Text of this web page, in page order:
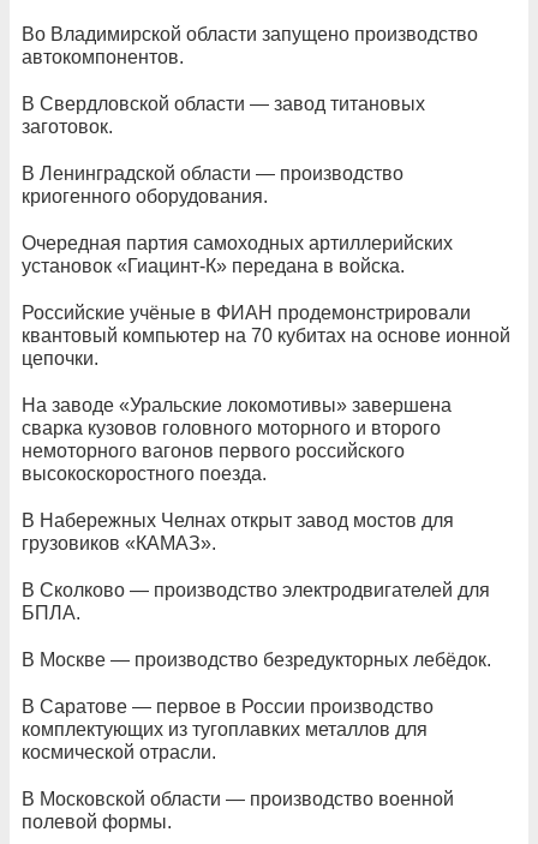
Во Владимирской области запущено производство
автокомпонентов.
В Свердловской области — завод титановых
заготовок.
В Ленинградской области — производство
криогенного оборудования.
Очередная партия самоходных артиллерийских
установок «Гиацинт-К» передана в войска.
Российские учёные в ФИАН продемонстрировали
квантовый компьютер на 70 кубитах на основе ионной
цепочки.
На заводе «Уральские локомотивы» завершена
сварка кузовов головного моторного и второго
немоторного вагонов первого российского
высокоскоростного поезда.
В Набережных Челнах открыт завод мостов для
грузовиков «КАМАЗ».
В Сколково — производство электродвигателей для
БПЛА.
В Москве — производство безредукторных лебёдок.
В Саратове — первое в России производство
комплектующих из тугоплавких металлов для
космической отрасли.
В Московской области — производство военной
полевой формы.